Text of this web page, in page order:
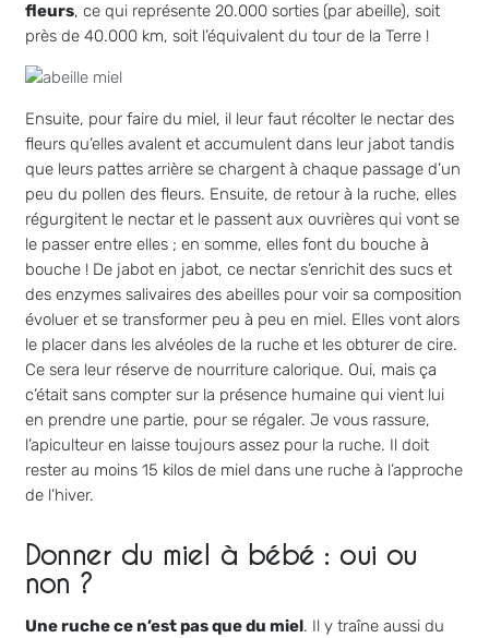
fleurs, ce qui représente 20.000 sorties (par abeille), soit
près de 40.000 km, soit l’équivalent du tour de la Terre !
Ensuite, pour faire du miel, il leur faut récolter le nectar des
fleurs qu’elles avalent et accumulent dans leur jabot tandis
que leurs pattes arrière se chargent à chaque passage d’un
peu du pollen des fleurs. Ensuite, de retour à la ruche, elles
régurgitent le nectar et le passent aux ouvrières qui vont se
le passer entre elles ; en somme, elles font du bouche à
bouche ! De jabot en jabot, ce nectar s’enrichit des sucs et
des enzymes salivaires des abeilles pour voir sa composition
évoluer et se transformer peu à peu en miel. Elles vont alors
le placer dans les alvéoles de la ruche et les obturer de cire.
Ce sera leur réserve de nourriture calorique. Oui, mais ça
c’était sans compter sur la présence humaine qui vient lui
en prendre une partie, pour se régaler. Je vous rassure,
l’apiculteur en laisse toujours assez pour la ruche. Il doit
rester au moins 15 kilos de miel dans une ruche à l’approche
de l’hiver.
Donner du miel à bébé : oui ou
non ?
Une ruche ce n’est pas que du miel. Il y traîne aussi du